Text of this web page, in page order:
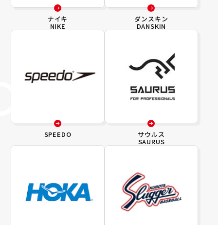
ナイキ
NIKE
ダンスキン
DANSKIN
SPEEDO サウルス
SAURUS